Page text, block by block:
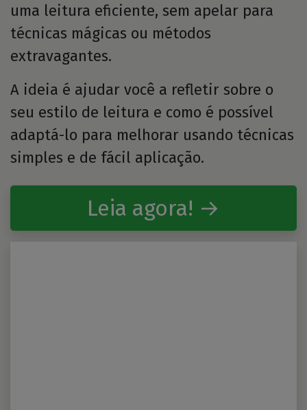
uma leitura eficiente, sem apelar para
técnicas mágicas ou métodos
extravagantes.
A ideia é ajudar você a refletir sobre o
seu estilo de leitura e como é possível
adaptá-lo para melhorar usando técnicas
simples e de fácil aplicação.
Leia agora! →